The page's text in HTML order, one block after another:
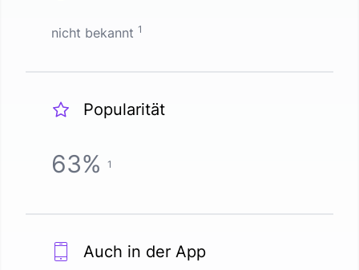
nicht bekannt 1
Popularität
63% 1
Auch in der App